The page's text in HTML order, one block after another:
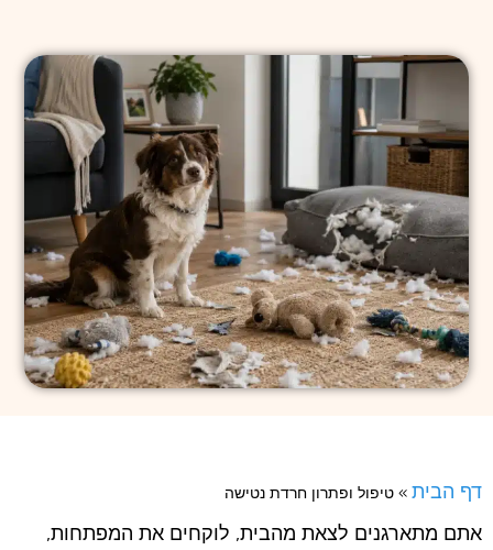
דף הבית » טיפול ופתרון חרדת נטישה
אתם מתארגנים לצאת מהבית, לוקחים את המפתחות,